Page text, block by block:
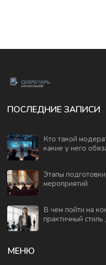
ПОСЛЕДНИЕ ЗАПИСИ
Кто такой
какие у него
Этапы
мероприятий
В чем пойти на
практичный
МЕНЮ